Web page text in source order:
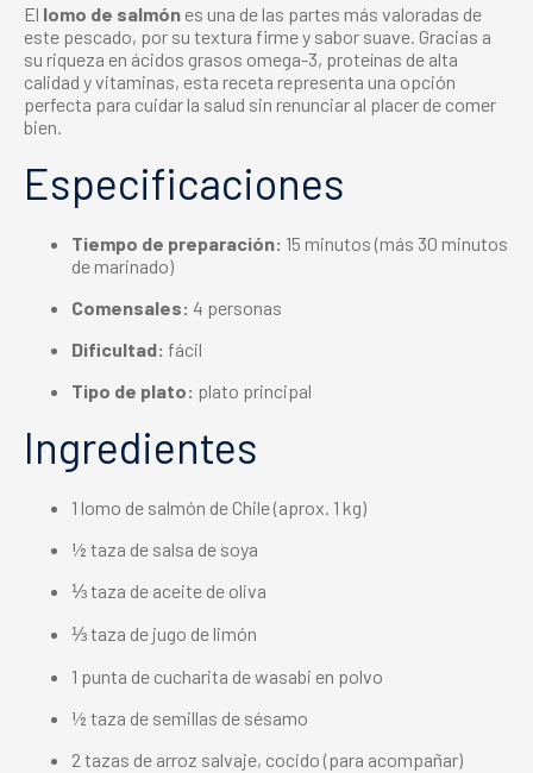
El lomo de salmón es una de las partes más valoradas de
este pescado, por su textura firme y sabor suave. Gracias a
su riqueza en ácidos grasos omega-3, proteínas de alta
calidad y vitaminas, esta receta representa una opción
perfecta para cuidar la salud sin renunciar al placer de comer
bien.
Especificaciones
Tiempo de preparación: 15 minutos (más 30 minutos
de marinado)
Comensales: 4 personas
Dificultad: fácil
Tipo de plato: plato principal
Ingredientes
1 lomo de salmón de Chile (aprox. 1 kg)
½ taza de salsa de soya
⅓ taza de aceite de oliva
⅓ taza de jugo de limón
1 punta de cucharita de wasabi en polvo
½ taza de semillas de sésamo
2 tazas de arroz salvaje, cocido (para acompañar)